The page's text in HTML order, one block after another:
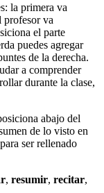
la primera va
profesor va
el parte
puedes agregar
de la derecha.
a comprender
durante la clase,
abajo del
de lo visto en
ser rellenado
, resumir, recitar,